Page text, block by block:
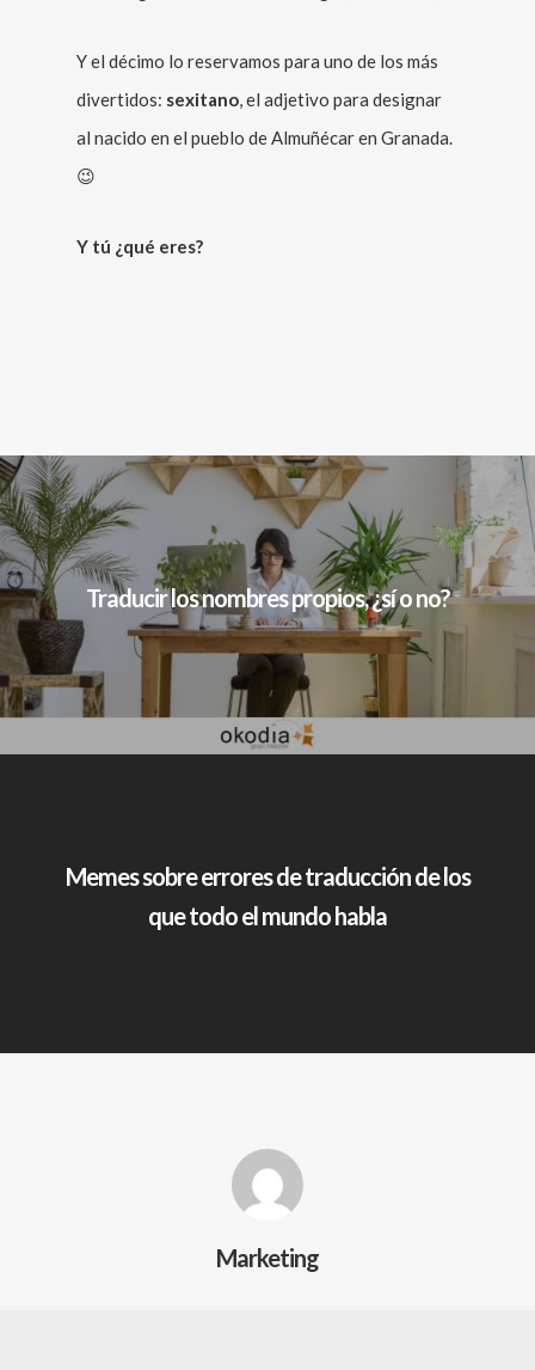
Y el décimo lo reservamos para uno de los más
divertidos: sexitano, el adjetivo para designar
al nacido en el pueblo de Almuñécar en Granada.
😉
Y tú ¿qué eres?
Traducir los nombres propios, ¿sí o no?
Memes sobre errores de traducción de los
que todo el mundo habla
Marketing